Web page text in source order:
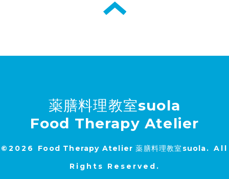
薬膳料理教室suola
Food Therapy Atelier
©2026 Food Therapy Atelier 薬膳料理教室suola. All
Rights Reserved.